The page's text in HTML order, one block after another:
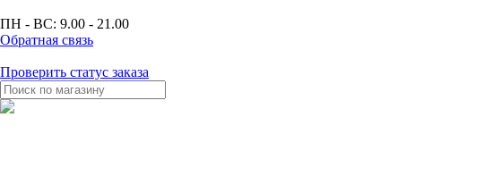
ПН - ВС: 9.00 - 21.00
Обратная связь
Проверить статус заказа